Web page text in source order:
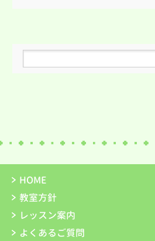
HOME
教室方針
レッスン案内
よくあるご質問